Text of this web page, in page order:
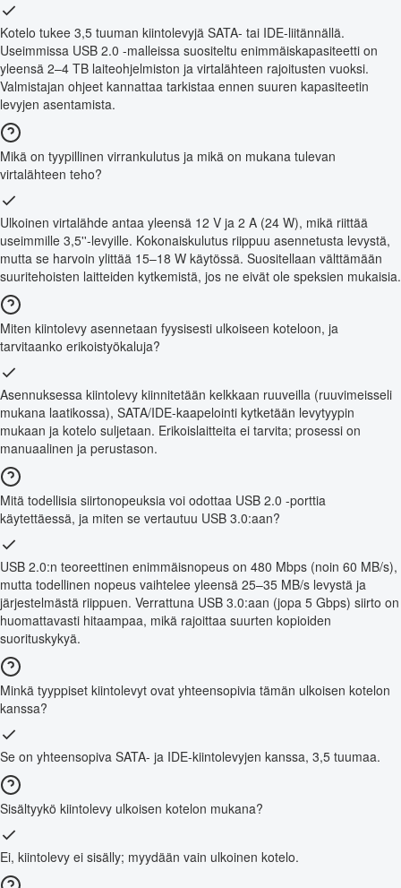
Kotelo tukee 3,5 tuuman kiintolevyjä SATA- tai IDE-liitännällä.
Useimmissa USB 2.0 -malleissa suositeltu enimmäiskapasiteetti on
yleensä 2–4 TB laiteohjelmiston ja virtalähteen rajoitusten vuoksi.
Valmistajan ohjeet kannattaa tarkistaa ennen suuren kapasiteetin
levyjen asentamista.
Mikä on tyypillinen virrankulutus ja mikä on mukana tulevan
virtalähteen teho?
Ulkoinen virtalähde antaa yleensä 12 V ja 2 A (24 W), mikä riittää
useimmille 3,5''-levyille. Kokonaiskulutus riippuu asennetusta levystä,
mutta se harvoin ylittää 15–18 W käytössä. Suositellaan välttämään
suuritehoisten laitteiden kytkemistä, jos ne eivät ole speksien mukaisia.
Miten kiintolevy asennetaan fyysisesti ulkoiseen koteloon, ja
tarvitaanko erikoistyökaluja?
Asennuksessa kiintolevy kiinnitetään kelkkaan ruuveilla (ruuvimeisseli
mukana laatikossa), SATA/IDE-kaapelointi kytketään levytyypin
mukaan ja kotelo suljetaan. Erikoislaitteita ei tarvita; prosessi on
manuaalinen ja perustason.
Mitä todellisia siirtonopeuksia voi odottaa USB 2.0 -porttia
käytettäessä, ja miten se vertautuu USB 3.0:aan?
USB 2.0:n teoreettinen enimmäisnopeus on 480 Mbps (noin 60 MB/s),
mutta todellinen nopeus vaihtelee yleensä 25–35 MB/s levystä ja
järjestelmästä riippuen. Verrattuna USB 3.0:aan (jopa 5 Gbps) siirto on
huomattavasti hitaampaa, mikä rajoittaa suurten kopioiden
suorituskykyä.
Minkä tyyppiset kiintolevyt ovat yhteensopivia tämän ulkoisen kotelon
kanssa?
Se on yhteensopiva SATA- ja IDE-kiintolevyjen kanssa, 3,5 tuumaa.
Sisältyykö kiintolevy ulkoisen kotelon mukana?
Ei, kiintolevy ei sisälly; myydään vain ulkoinen kotelo.